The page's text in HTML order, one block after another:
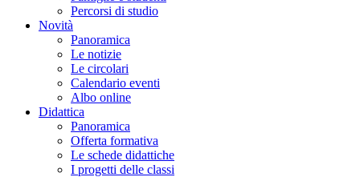
Percorsi di studio
Novità
Panoramica
Le notizie
Le circolari
Calendario eventi
Albo online
Didattica
Panoramica
Offerta formativa
Le schede didattiche
I progetti delle classi